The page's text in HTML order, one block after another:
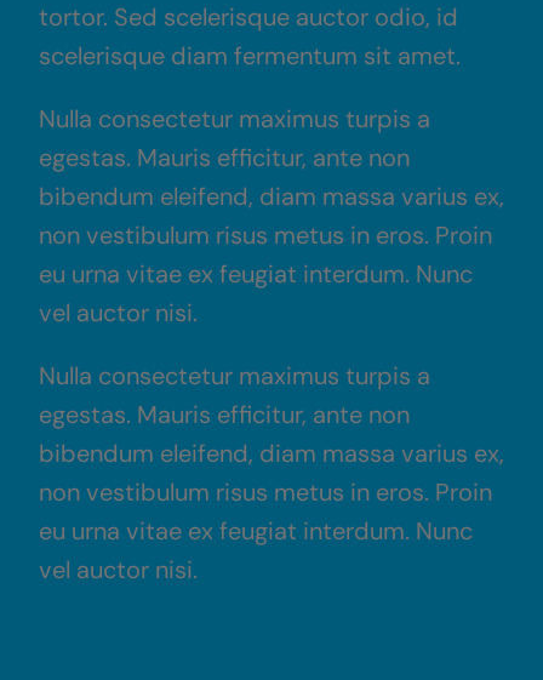
tortor. Sed scelerisque auctor odio, id
scelerisque diam fermentum sit amet.
Nulla consectetur maximus turpis a
egestas. Mauris efficitur, ante non
bibendum eleifend, diam massa varius ex,
non vestibulum risus metus in eros. Proin
eu urna vitae ex feugiat interdum. Nunc
vel auctor nisi.
Nulla consectetur maximus turpis a
egestas. Mauris efficitur, ante non
bibendum eleifend, diam massa varius ex,
non vestibulum risus metus in eros. Proin
eu urna vitae ex feugiat interdum. Nunc
vel auctor nisi.